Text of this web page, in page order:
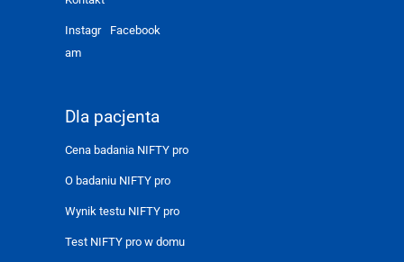
Instagr
am
Facebook
Dla pacjenta
Cena badania NIFTY pro
O badaniu NIFTY pro
Wynik testu NIFTY pro
Test NIFTY pro w domu